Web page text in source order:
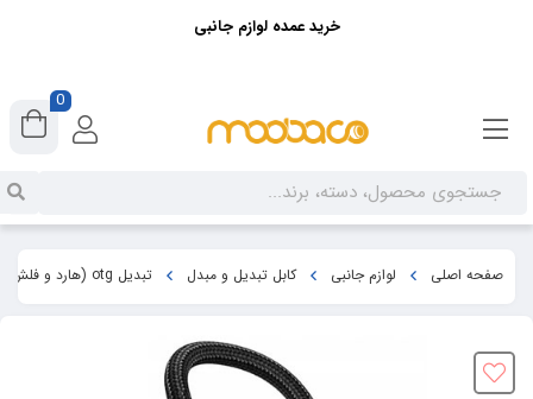
صفحه اصلی لوازم جانبی کابل تبدیل و مبدل تبدیل otg (هارد و فلش) تایپ سی به یو اس بی مک دودو Mcdodo CA-2830
خرید عمده لوازم جانبی
0